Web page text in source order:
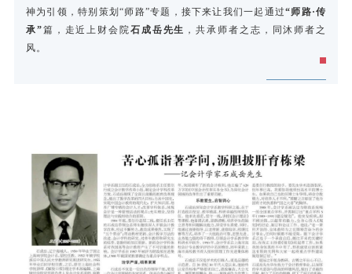
神为引领，特别策划“师路”专题，接下来让我们一起通过“师路·传
承”篇，走近上财会院石成岳先生 ，共承师者之志，同沐师者之
风。